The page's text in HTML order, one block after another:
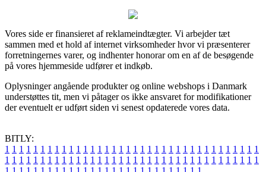
Vores side er finansieret af reklameindtægter. Vi arbejder tæt
sammen med et hold af internet virksomheder hvor vi præsenterer
forretningernes varer, og indhenter honorar om en af de besøgende
på vores hjemmeside udfører et indkøb.
Oplysninger angående produkter og online webshops i Danmark
understøttes tit, men vi påtager os ikke ansvaret for modifikationer
der eventuelt er udført siden vi senest opdaterede vores data.
BITLY:
1 1 1 1 1 1 1 1 1 1 1 1 1 1 1 1 1 1 1 1 1 1 1 1 1 1 1 1 1 1 1 1 1 1 1 1
1 1 1 1 1 1 1 1 1 1 1 1 1 1 1 1 1 1 1 1 1 1 1 1 1 1 1 1 1 1 1 1 1 1 1 1